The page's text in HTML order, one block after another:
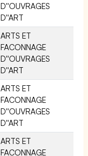
D''OUVRAGES
D''ART
ARTS ET
FACONNAGE
D''OUVRAGES
D''ART
ARTS ET
FACONNAGE
D''OUVRAGES
D''ART
ARTS ET
FACONNAGE